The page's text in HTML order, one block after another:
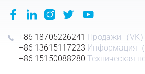
+86 18705226241 Продажи（VK）
+86 13615117223 Информация（
+86 15150088280 Техническая